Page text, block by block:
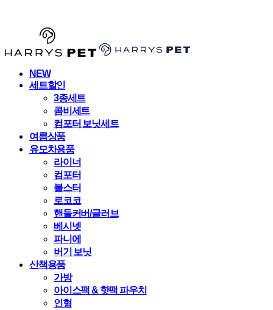
NEW
세트할인
3종세트
콤비세트
컴포터 보닛세트
여름상품
유모차용품
라이너
컴포터
볼스터
로코코
핸들커버/글러브
베시넷
파니에
버기 보닛
산책용품
가방
아이스팩 & 핫팩 파우치
인형